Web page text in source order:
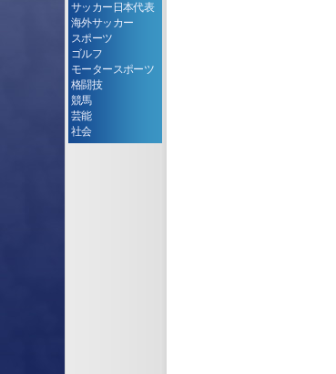
サッカー日本代表
海外サッカー
スポーツ
ゴルフ
モータースポーツ
格闘技
競馬
芸能
社会